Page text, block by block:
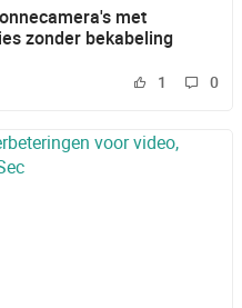
met
zonder bekabeling
1 0